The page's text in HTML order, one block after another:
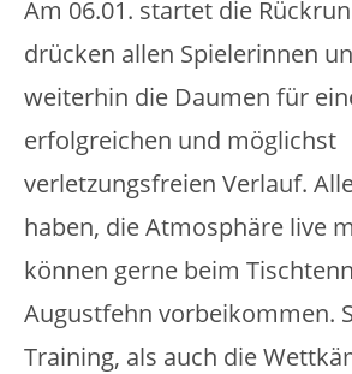
Am 06.01. startet die
drücken allen Spielerinnen
weiterhin die Daumen für
erfolgreichen und möglichst
verletzungsfreien Verlauf.
haben, die Atmosphäre live
können gerne beim
Augustfehn vorbeikommen.
Training, als auch die